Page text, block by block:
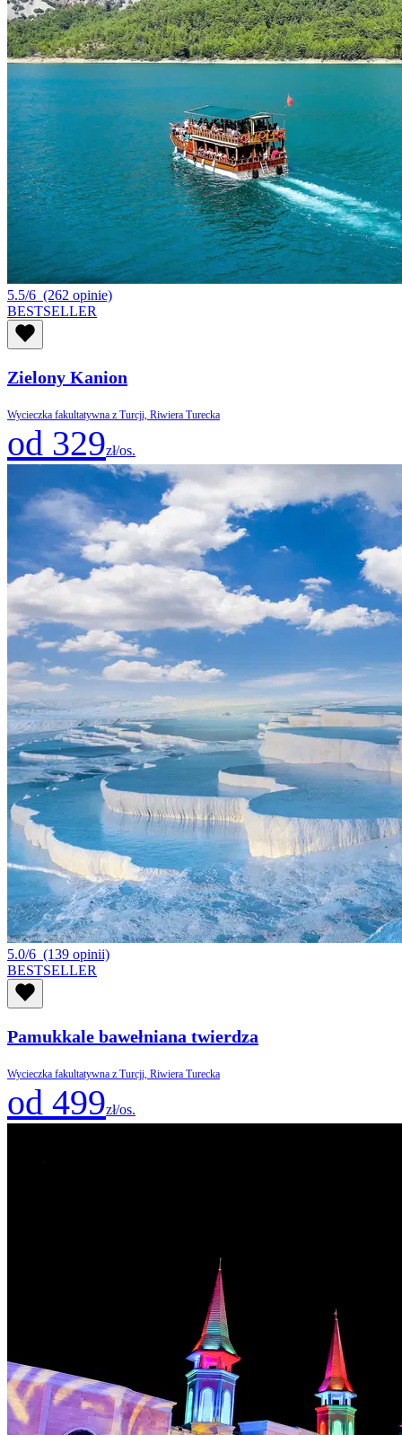
5.5/6 (262 opinie)
BESTSELLER
Zielony Kanion
Wycieczka fakultatywna z Turcji, Riwiera Turecka
od 329zł/os.
5.0/6 (139 opinii)
BESTSELLER
Pamukkale bawełniana twierdza
Wycieczka fakultatywna z Turcji, Riwiera Turecka
od 499zł/os.